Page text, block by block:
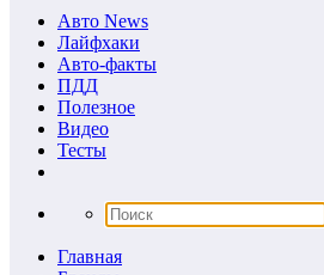
Авто News
Лайфхаки
Авто-факты
ПДД
Полезное
Видео
Тесты
Главная